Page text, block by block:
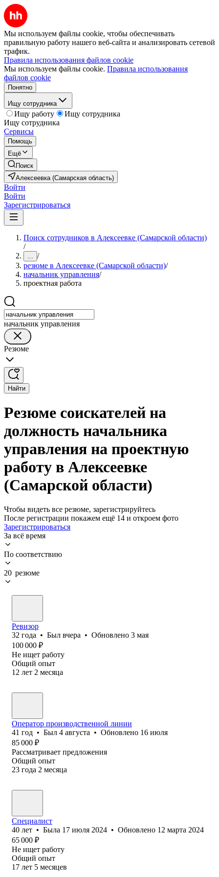
Мы используем файлы cookie, чтобы обеспечивать
правильную работу нашего веб-сайта и анализировать сетевой
трафик.
Правила использования файлов cookie
Мы используем файлы cookie. Правила использования
файлов cookie
Понятно
Ищу сотрудника
Ищу работу
Ищу сотрудника
Ищу сотрудника
Сервисы
Помощь
Ещё
Поиск
Алексеевка (Самарская область)
Войти
Войти
Зарегистрироваться
Поиск сотрудников в Алексеевке (Самарской области)
/
... /
резюме в Алексеевке (Самарской области)/
начальник управления/
проектная работа
начальник управления
Резюме
Найти
Резюме соискателей на
должность начальника
управления на проектную
работу в Алексеевке
(Самарской области)
Чтобы видеть все резюме, зарегистрируйтесь
После регистрации покажем ещё 14 и откроем фото
Зарегистрироваться
За всё время
По соответствию
20 резюме
Ревизор
32 года • Был вчера • Обновлено 3 мая
100 000 ₽
Не ищет работу
Общий опыт
12 лет 2 месяца
Оператор производственной линии
41 год • Был 4 августа • Обновлено 16 июля
85 000 ₽
Рассматривает предложения
Общий опыт
23 года 2 месяца
Специалист
40 лет • Была 17 июля 2024 • Обновлено 12 марта 2024
65 000 ₽
Не ищет работу
Общий опыт
17 лет 5 месяцев